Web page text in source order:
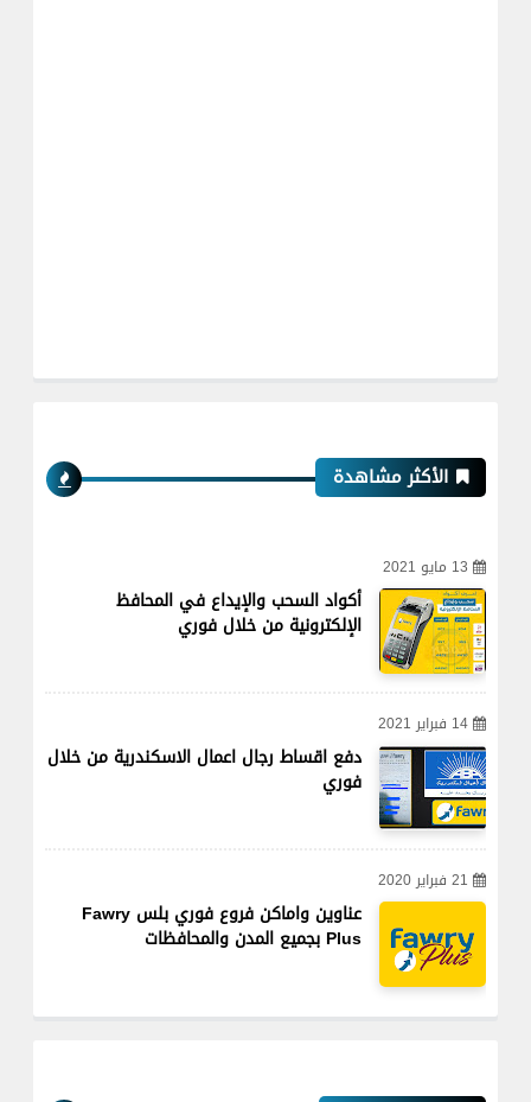
الأكثر مشاهدة
13 مايو 2021
أكواد السحب والإيداع في المحافظ
الإلكترونية من خلال فوري
14 فبراير 2021
دفع اقساط رجال اعمال الاسكندرية من خلال
فوري
21 فبراير 2020
عناوين واماكن فروع فوري بلس Fawry
Plus بجميع المدن والمحافظات